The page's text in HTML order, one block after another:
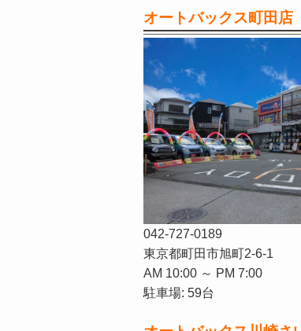
オートバックス町田店
042-727-0189
東京都町田市旭町2-6-1
AM 10:00 ～ PM 7:00
駐車場: 59台